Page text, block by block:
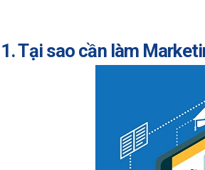
1. Tại sao cần làm